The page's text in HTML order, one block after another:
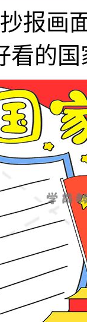
画面
看的